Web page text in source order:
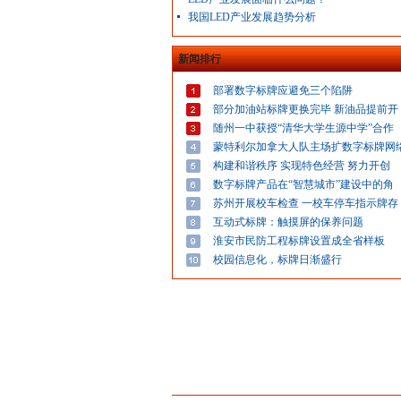
我国LED产业发展趋势分析
新闻排行
部署数字标牌应避免三个陷阱
部分加油站标牌更换完毕 新油品提前开
随州一中获授“清华大学生源中学”合作
蒙特利尔加拿大人队主场扩数字标牌网
构建和谐秩序 实现特色经营 努力开创
数字标牌产品在“智慧城市”建设中的角
苏州开展校车检查 一校车停车指示牌存
互动式标牌：触摸屏的保养问题
淮安市民防工程标牌设置成全省样板
校园信息化，标牌日渐盛行